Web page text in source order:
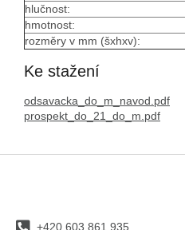
hlučnost:
hmotnost:
rozměry v mm (šxhxv):
Ke stažení
odsavacka_do_m_navod.pdf
prospekt_do_21_do_m.pdf
+420 603 861 935